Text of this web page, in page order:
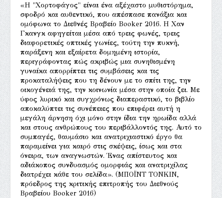
«Η "Χορτοφάγος" είναι ένα αξέχαστο μυθιστόρημα,
σφοδρό και αυθεντικό, που απέσπασε πανάξια και
ομόφωνα το Διεθνές Βραβείο Booker 2016. Η Χαν
Γκανγκ αφηγείται μέσα από τρεις φωνές, τρεις
διαφορετικές οπτικές γωνίες, τούτη την πυκνή,
παράξενη και εξαίρετα δομημένη ιστορία,
περιγράφοντας πώς ακριβώς μια συνηθισμένη
γυναίκα απορρίπτει τις συμβάσεις και τις
προκαταλήψεις που τη δένουν με το σπίτι της, την
οικογένειά της, την κοινωνία μέσα στην οποία ζει. Με
ύφος λυρικό και συγχρόνως διαπεραστικό, το βιβλίο
αποκαλύπτει τις συνέπειες που επιφέρει αυτή η
μεγάλη άρνηση όχι μόνο στην ίδια την ηρωίδα αλλά
και στους ανθρώπους του περιβάλλοντός της. Αυτό το
συμπαγές, θαυμάσιο και ανατριχιαστικό έργο θα
παραμείνει για καιρό στις σκέψεις, ίσως και στα
όνειρα, των αναγνωστών. Ένας απίστευτος και
αδιάκοπος συνδυασμός ομορφιάς και ανατριχίλας
διατρέχει κάθε του σελίδα». (ΜΠΟΪΝΤ ΤΟΝΚΙΝ,
πρόεδρος της κριτικής επιτροπής του Διεθνούς
Βραβείου Booker 2016)